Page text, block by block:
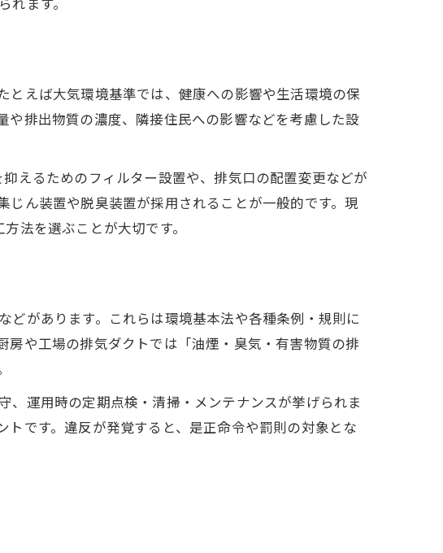
の重要性
えば大気環境基準では、健康への影響や生活環境の保
排出物質の濃度、隣接住民への影響などを考慮した設
えるためのフィルター設置や、排気口の配置変更などが
ん装置や脱臭装置が採用されることが一般的です。現
法を選ぶことが大切です。
があります。これらは環境基本法や各種条例・規則に
や工場の排気ダクトでは「油煙・臭気・有害物質の排
運用時の定期点検・清掃・メンテナンスが挙げられま
です。違反が発覚すると、是正命令や罰則の対象とな